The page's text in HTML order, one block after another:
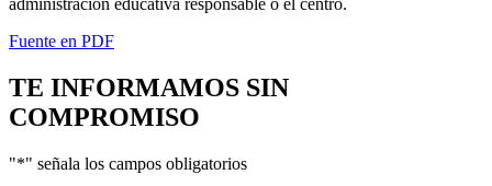
Fuente en PDF
TE INFORMAMOS SIN
COMPROMISO
"*" señala los campos obligatorios